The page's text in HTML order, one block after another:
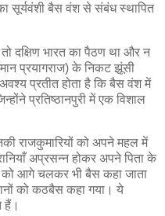
सूर्यवंशी बैस वंश से संबंध स्थापित
दक्षिण भारत का पैठण था और न
प्रयागराज) के निकट झूंसी
अवश्य प्रतीत होता है कि बैस वंश में
प्रतिष्ठानपुरी में एक विशाल
राजकुमारियों को अपने महल में
अप्रसन्न होकर अपने पिता के
को आगे चलकर भी बैस कहा जाता
को कठबैस कहा गया। ये
हैं।